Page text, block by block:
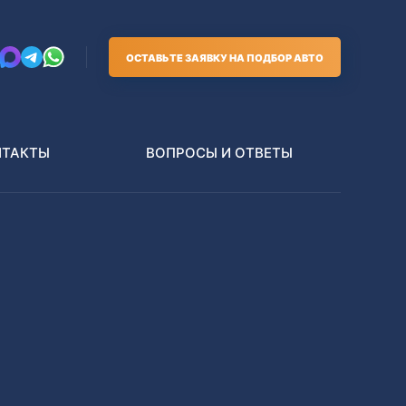
ОСТАВЬТЕ ЗАЯВКУ НА ПОДБОР АВТО
ВОПРОСЫ И ОТВЕТЫ